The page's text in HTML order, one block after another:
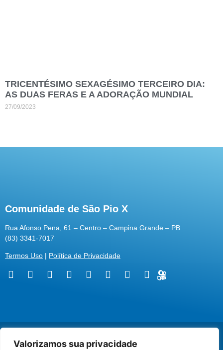
Valorizamos sua privacidade
TRICENTÉSIMO SEXAGÉSIMO TERCEIRO DIA:
AS DUAS FERAS E A ADORAÇÃO MUNDIAL
27/09/2023
Comunidade de São Pio X
Rua Afonso Pena, 61 – Centro – Campina Grande – PB
(83) 3341-7017
Termos Uso | Política de Privacidade
Desenvolvido pelaROX